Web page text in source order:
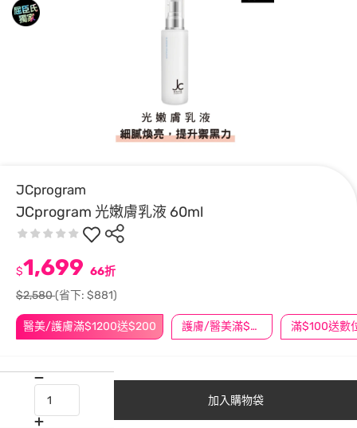
JCprogram
JCprogram 光嫩膚乳液 60ml
醫美/護膚滿$1200送$200 護膚/醫美滿$600送好禮
$1,699 66折
$2,580(省下: $881)
加入購物袋